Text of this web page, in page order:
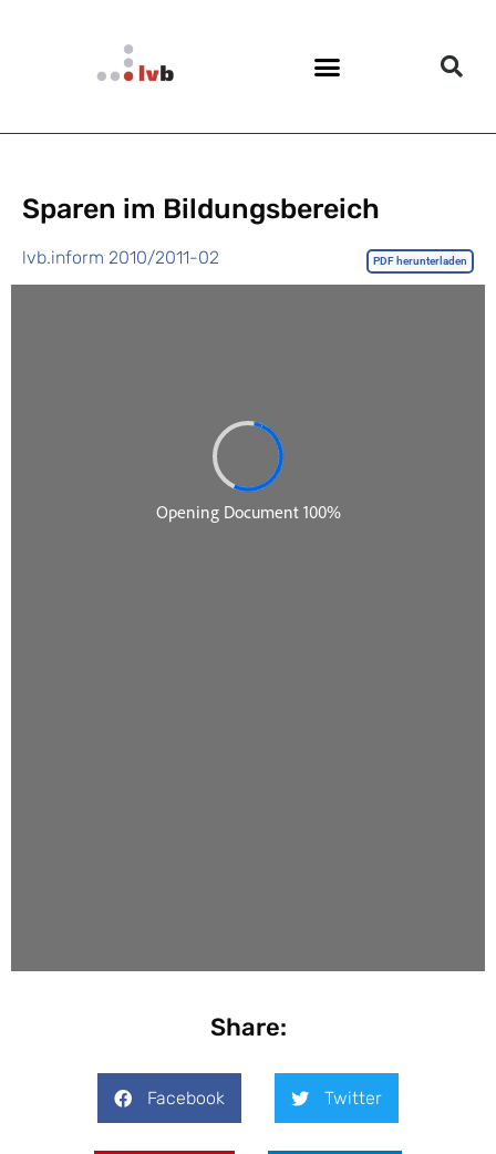
Sparen im Bildungsbereich
lvb.inform 2010/2011-02 PDF herunterladen
Share:
Facebook Twitter